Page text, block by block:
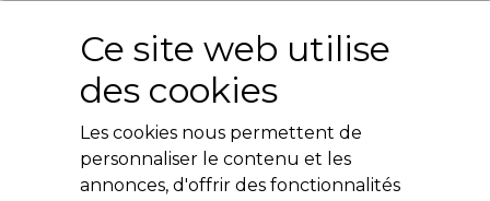
Ce site web utilise
des cookies
Les cookies nous permettent de
personnaliser le contenu et les
annonces, d'offrir des fonctionnalités
Nuit de la Bouinotte
Besoin d'aide ?
Livres numériques
Mentions légales